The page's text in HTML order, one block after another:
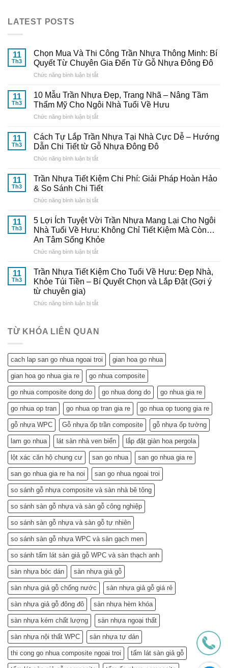
LATEST POSTS
11
Th3
Chọn Mua Và Thi Công Trần Nhựa Thông Minh: Bí
Quyết Từ Chuyên Gia Đến Từ Gỗ Nhựa Đông Đô
Chức năng bình luận bị tắtở
Mua
Và
Thi
Công
Nhựa
Thông
Bí
Từ
Chuyên
Đến
Gỗ
Nhựa
Đông
11
Th3
10 Mẫu Trần Nhựa Đẹp, Trang Nhã – Nâng Tầm
Thẩm Mỹ Cho Ngôi Nhà Tuổi Về Hưu
Chức năng bình luận bị tắtở
Mẫu
Trần
Nhựa
Đẹp,
Nhã
–
Tầm
Mỹ
Cho
Ngôi
Tuổi
Hưu
11
Th3
Cách Tự Lắp Trần Nhựa Tại Nhà Cực Dễ – Hướng
Dẫn Chi Tiết từ Gỗ Nhựa Đông Đô
Chức năng bình luận bị tắtở
Tự
Lắp
Trần
Nhựa
Nhà
Cực
Dễ
–
Hướng
Chi
Tiết
Nhựa
11
Th3
Trần Nhựa Tiết Kiệm Chi Phí: Giải Pháp Hoàn Hảo
& So Sánh Chi Tiết
Chức năng bình luận bị tắtở
Nhựa
Tiết
Kiệm
Chi
Phí:
Pháp
Hoàn
Hảo
So
Tiết
11
Th3
5 Lợi Ích Tuyệt Vời Trần Nhựa Mang Lại Cho Ngôi
Nhà Tuổi Về Hưu: Không Chỉ Tiết Kiệm Mà Còn…
An Tâm Sống Khỏe
Chức năng bình luận bị tắtở
Lợi
Ích
Tuyệt
Trần
Lại
Nhà
Tuổi
Về
Hưu:
Không
Chỉ
Tiết
Kiệm
Mà
Còn…
An
Tâm
Sống
Khỏe
11
Th3
Trần Nhựa Tiết Kiệm Cho Tuổi Về Hưu: Đẹp Nhà,
Khỏe Túi Tiền – Bí Quyết Chọn và Lắp Đặt (Gợi ý
từ chuyên gia)
Chức năng bình luận bị tắtở
Tiết
Tuổi
Về
Hưu:
Nhà,
Khỏe
Túi
Tiền
–
Bí
Quyết
Chọn
và
Lắp
Đặt
(Gợi
ý
từ
chuyên
gia)
TỪ KHÓA LIÊN QUAN
cach lap san go nhua ngoai troi gian hoa go nhua
gian hoa go nhua gia re go nhua composite
go nhua composite dong do go nhua dong do go nhua gia re
go nhua op tran go nhua op tran gia re go nhua op tuong gia re
gỗ nhựa WPC Gỗ nhựa ốp trần composite gỗ nhựa ốp tường
lam go nhua lát sàn nhà ven biển lắp đặt giàn hoa pergola
lột xác căn hộ chung cư san go nhua san go nhua gia re
san go nhua gia re ha noi san go nhua ngoai troi
so sánh gỗ nhựa composite và sàn nhà bê tông
so sánh sàn gỗ nhựa và sàn gỗ công nghiệp
so sánh sàn gỗ nhựa và sàn gỗ tự nhiên
so sánh sàn gỗ nhựa WPC và sàn gạch men
so sánh tấm lát sàn giả gỗ WPC và sàn thạch anh
sàn nhựa bóc dán sàn nhựa giả gỗ
sàn nhựa giả gỗ chống nước sàn nhựa giả gỗ giá rẻ
sàn nhựa giả gỗ đông đô sàn nhựa hèm khóa
sàn nhựa kém chất lượng sàn nhựa ngoại thất
sàn nhựa nội thất WPC sàn nhựa tự dán
thi cong go nhua composite ngoai troi tấm lát sàn giả gỗ